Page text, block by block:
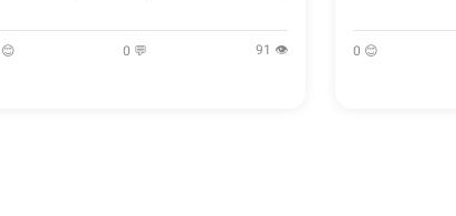
😊 0
👁 91
💬 0
😊 0